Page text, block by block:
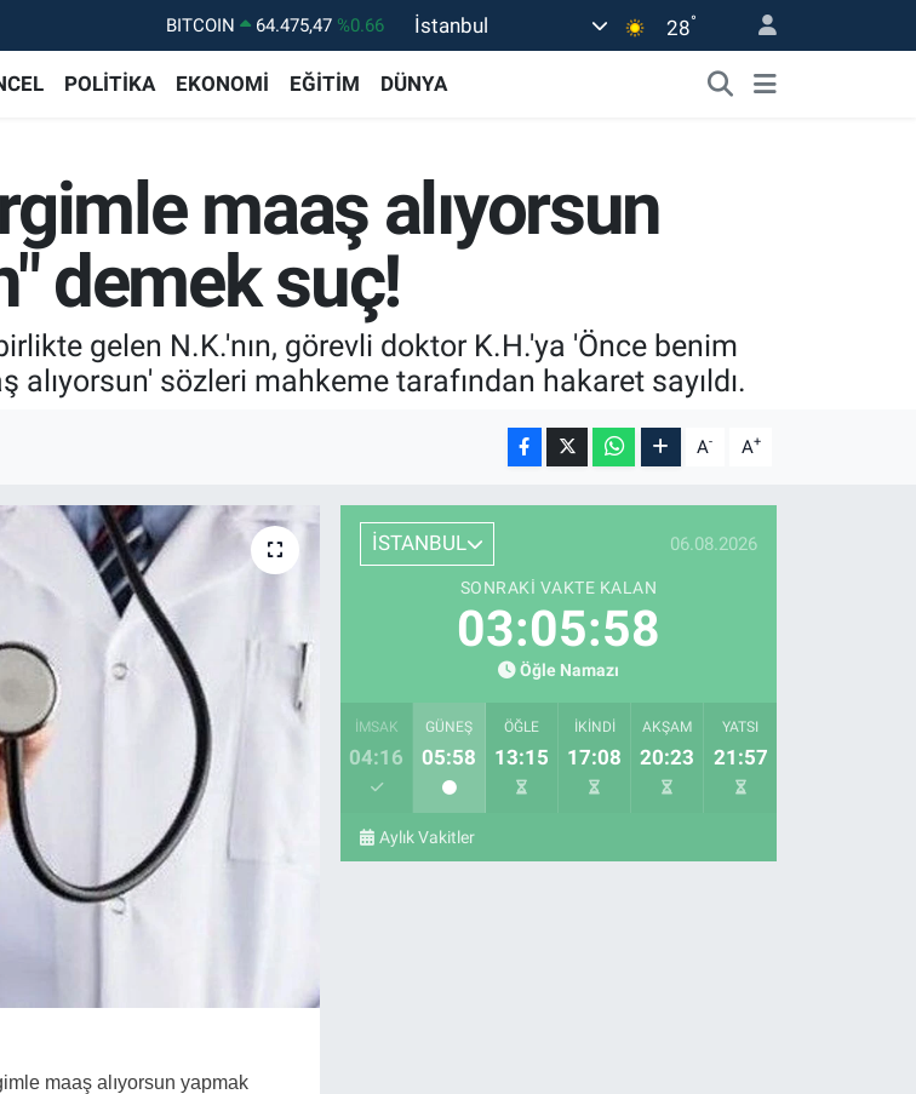
BITCOIN 64.475,47 %0.66
47,5986
%0.06
GRAM ALTIN
6518.23 %0.39
13.703 %0
İstanbul 28°
POLİTİKA EKONOMİ EĞİTİM DÜNYA
maaş alıyorsun
demek suç!
gelen N.K.'nın, görevli doktor K.H.'ya 'Önce benim
alıyorsun' sözleri mahkeme tarafından hakaret sayıldı.
A- A+
maaş alıyorsun yapmak
İSTANBUL 06.08.2026
SONRAKI VAKTE KALAN
03:05:57
Öğle Namazı
İMSAK
04:16
GÜNEŞ
05:58
ÖĞLE
13:15
İKINDI
17:08
AKŞAM
20:23
YATSI
21:57
Aylık Vakitler